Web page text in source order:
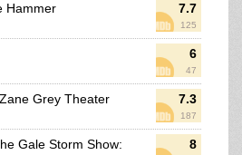
7.7
125
Hammer
6
47
7.3
187
Grey Theater
8
Gale Storm Show: